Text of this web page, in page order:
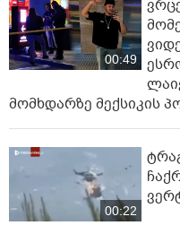
00:49
მომხდარზე მექსიკის
00:22